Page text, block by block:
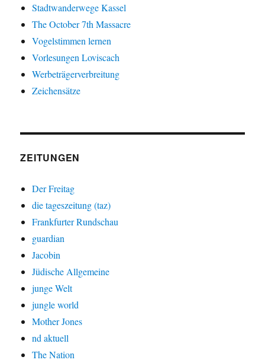
Stadtwanderwege Kassel
The October 7th Massacre
Vogelstimmen lernen
Vorlesungen Loviscach
Werbeträgerverbreitung
Zeichensätze
ZEITUNGEN
Der Freitag
die tageszeitung (taz)
Frankfurter Rundschau
guardian
Jacobin
Jüdische Allgemeine
junge Welt
jungle world
Mother Jones
nd aktuell
The Nation